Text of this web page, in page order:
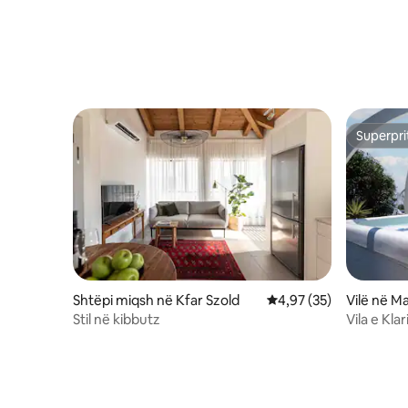
Shtëpi miqsh në Kfar Szold Vlerësimi mesatar
4,97 (35)
Stil në kibbutz
Vilë në
Vila e